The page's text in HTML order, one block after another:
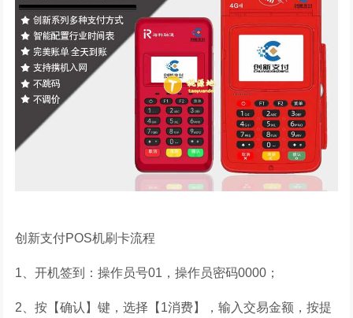
创新支付POS机刷卡流程
1、开机签到：操作员号01，操作员密码0000；
2、按【确认】键，选择【1消费】，输入交易金额，按提